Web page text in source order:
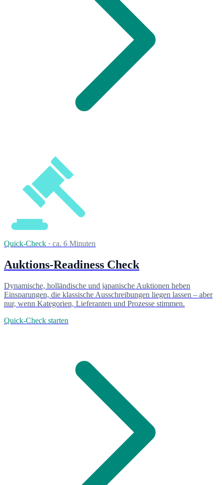
Quick-Check · ca. 6 Minuten
Auktions-Readiness Check
Dynamische, holländische und japanische Auktionen heben
Einsparungen, die klassische Ausschreibungen liegen lassen – aber
nur, wenn Kategorien, Lieferanten und Prozesse stimmen.
Quick-Check starten